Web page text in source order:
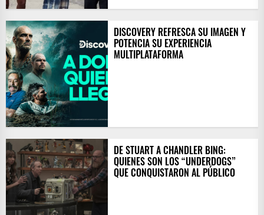
DISCOVERY REFRESCA SU IMAGEN Y
POTENCIA SU EXPERIENCIA
MULTIPLATAFORMA
DE STUART A CHANDLER BING:
QUIENES SON LOS “UNDERDOGS”
QUE CONQUISTARON AL PÚBLICO